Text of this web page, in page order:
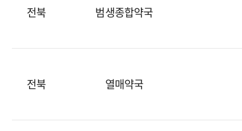
전북 범생종합약국
전북 열매약국